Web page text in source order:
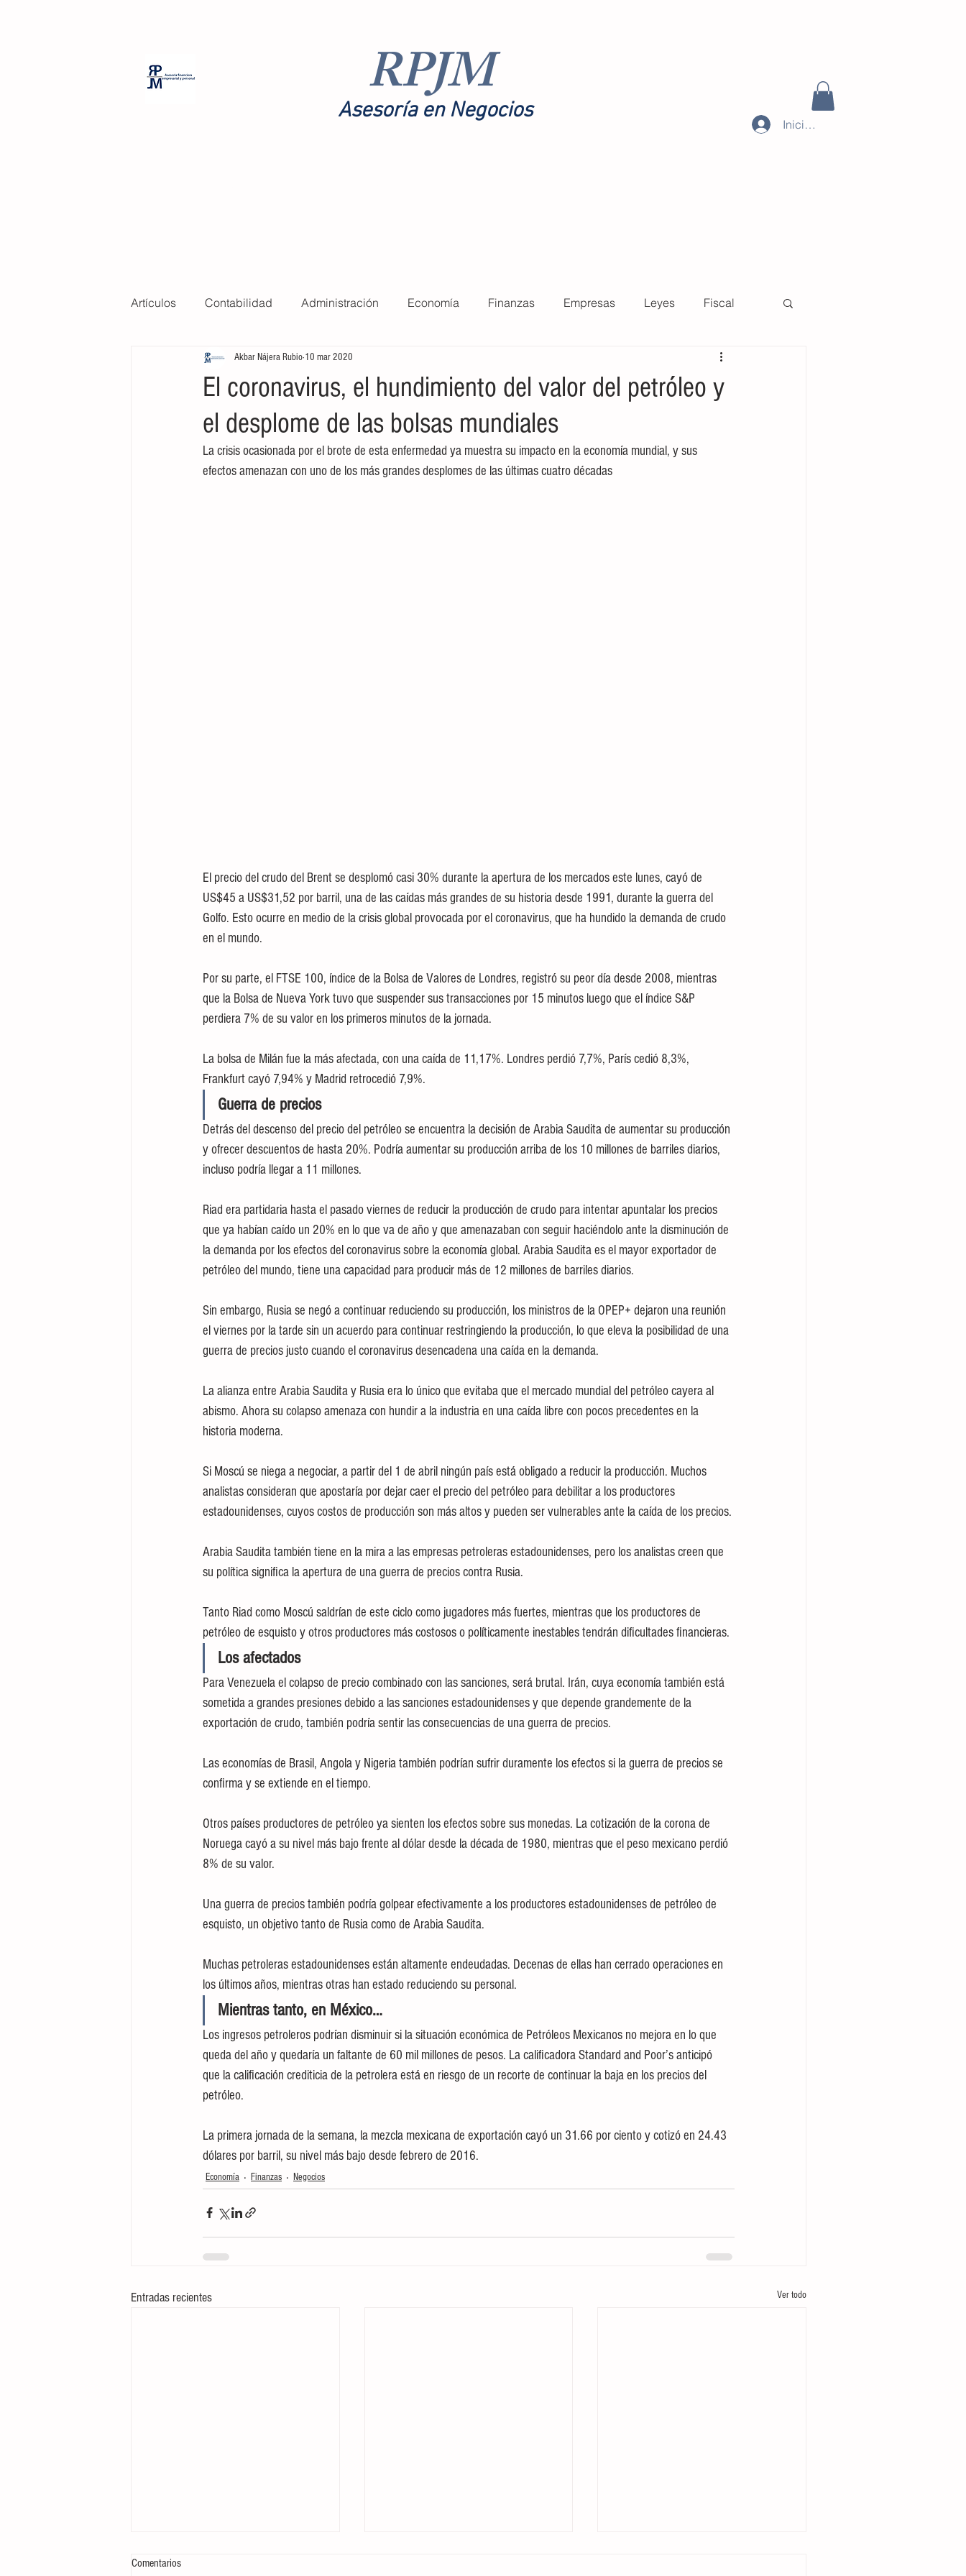
RPJM
Asesoría en Negocios
Iniciar sesión
Artículos Contabilidad Administración Economía Finanzas Empresas Leyes Fiscal
Inversión Negocios Laboral Prehispánico
Tecnología Marketing internet Redes sociales Pintura
Emprendimiento Gestión de Calidad Gestión de Calidad educación
El coronavirus, el hundimiento del valor del petróleo y
el desplome de las bolsas mundiales
Akbar Nájera Rubio 10 mar 2020
La crisis ocasionada por el brote de esta enfermedad ya muestra su impacto en la economía mundial, y sus
efectos amenazan con uno de los más grandes desplomes de las últimas cuatro décadas
El precio del crudo del Brent se desplomó casi 30% durante la apertura de los mercados este lunes, cayó de
US$45 a US$31,52 por barril, una de las caídas más grandes de su historia desde 1991, durante la guerra del
Golfo. Esto ocurre en medio de la crisis global provocada por el coronavirus, que ha hundido la demanda de crudo
en el mundo.
Por su parte, el FTSE 100, índice de la Bolsa de Valores de Londres, registró su peor día desde 2008, mientras
que la Bolsa de Nueva York tuvo que suspender sus transacciones por 15 minutos luego que el índice S&P
perdiera 7% de su valor en los primeros minutos de la jornada.
La bolsa de Milán fue la más afectada, con una caída de 11,17%. Londres perdió 7,7%, París cedió 8,3%,
Frankfurt cayó 7,94% y Madrid retrocedió 7,9%.
Guerra de precios
Detrás del descenso del precio del petróleo se encuentra la decisión de Arabia Saudita de aumentar su producción
y ofrecer descuentos de hasta 20%. Podría aumentar su producción arriba de los 10 millones de barriles diarios,
incluso podría llegar a 11 millones.
Riad era partidaria hasta el pasado viernes de reducir la producción de crudo para intentar apuntalar los precios
que ya habían caído un 20% en lo que va de año y que amenazaban con seguir haciéndolo ante la disminución de
la demanda por los efectos del coronavirus sobre la economía global. Arabia Saudita es el mayor exportador de
petróleo del mundo, tiene una capacidad para producir más de 12 millones de barriles diarios.
Sin embargo, Rusia se negó a continuar reduciendo su producción, los ministros de la OPEP+ dejaron una reunión
el viernes por la tarde sin un acuerdo para continuar restringiendo la producción, lo que eleva la posibilidad de una
guerra de precios justo cuando el coronavirus desencadena una caída en la demanda.
La alianza entre Arabia Saudita y Rusia era lo único que evitaba que el mercado mundial del petróleo cayera al
abismo. Ahora su colapso amenaza con hundir a la industria en una caída libre con pocos precedentes en la
historia moderna.
Si Moscú se niega a negociar, a partir del 1 de abril ningún país está obligado a reducir la producción. Muchos
analistas consideran que apostaría por dejar caer el precio del petróleo para debilitar a los productores
estadounidenses, cuyos costos de producción son más altos y pueden ser vulnerables ante la caída de los precios.
Arabia Saudita también tiene en la mira a las empresas petroleras estadounidenses, pero los analistas creen que
su política significa la apertura de una guerra de precios contra Rusia.
Tanto Riad como Moscú saldrían de este ciclo como jugadores más fuertes, mientras que los productores de
petróleo de esquisto y otros productores más costosos o políticamente inestables tendrán dificultades financieras.
Los afectados
Para Venezuela el colapso de precio combinado con las sanciones, será brutal. Irán, cuya economía también está
sometida a grandes presiones debido a las sanciones estadounidenses y que depende grandemente de la
exportación de crudo, también podría sentir las consecuencias de una guerra de precios.
Las economías de Brasil, Angola y Nigeria también podrían sufrir duramente los efectos si la guerra de precios se
confirma y se extiende en el tiempo.
Otros países productores de petróleo ya sienten los efectos sobre sus monedas. La cotización de la corona de
Noruega cayó a su nivel más bajo frente al dólar desde la década de 1980, mientras que el peso mexicano perdió
8% de su valor.
Una guerra de precios también podría golpear efectivamente a los productores estadounidenses de petróleo de
esquisto, un objetivo tanto de Rusia como de Arabia Saudita.
Muchas petroleras estadounidenses están altamente endeudadas. Decenas de ellas han cerrado operaciones en
los últimos años, mientras otras han estado reduciendo su personal.
Mientras tanto, en México…
Los ingresos petroleros podrían disminuir si la situación económica de Petróleos Mexicanos no mejora en lo que
queda del año y quedaría un faltante de 60 mil millones de pesos. La calificadora Standard and Poor’s anticipó
que la calificación crediticia de la petrolera está en riesgo de un recorte de continuar la baja en los precios del
petróleo.
La primera jornada de la semana, la mezcla mexicana de exportación cayó un 31.66 por ciento y cotizó en 24.43
dólares por barril, su nivel más bajo desde febrero de 2016.
Economía Finanzas Negocios
Entradas recientes Ver todo
Comentarios